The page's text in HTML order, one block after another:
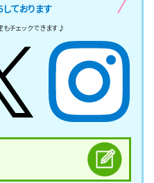
しております
もチェックできます♪